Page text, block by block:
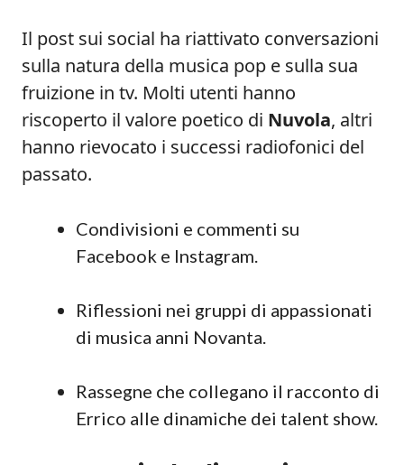
Il post sui social ha riattivato conversazioni
sulla natura della musica pop e sulla sua
fruizione in tv. Molti utenti hanno
riscoperto il valore poetico di Nuvola, altri
hanno rievocato i successi radiofonici del
passato.
Condivisioni e commenti su
Facebook e Instagram.
Riflessioni nei gruppi di appassionati
di musica anni Novanta.
Rassegne che collegano il racconto di
Errico alle dinamiche dei talent show.